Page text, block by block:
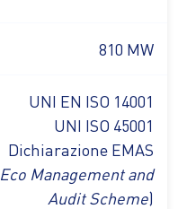
810 MW
UNI EN ISO 14001
UNI ISO 45001
Dichiarazione EMAS
Eco Management and
Audit Scheme)